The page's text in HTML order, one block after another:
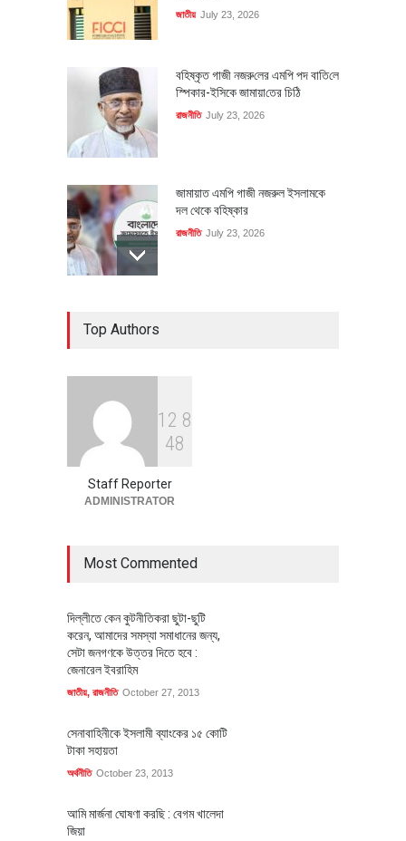
জাতীয় July 23, 2026
বহিষ্কৃত গাজী নজরু‌লের এম‌পি পদ বা‌তি‌লে
স্পিকার-ইসিকে জামায়া‌তের চি‌ঠি
রাজনীতি July 23, 2026
জামায়াত এমপি গাজী নজরুল ইসলামকে
দল থেকে বহিষ্কার
রাজনীতি July 23, 2026
বৈশ্বিক প্রতিযোগিতা সক্ষমতা বাড়াতে
পোশাক শিল্পে নতুন উদ্যোগ
Top Authors
1 2 8
48
Staff Reporter
ADMINISTRATOR
Most Commented
দিল্লীতে কেন কুটনীতিকরা ছুটা-ছুটি
করেন, আমাদের সমস্যা সমাধানের জন্য,
সেটা জনগণকে উত্তর দিতে হবে :
জেনারেল ইবরাহিম
জাতীয়, রাজনীতি October 27, 2013
সেনাবাহিনীকে ইসলামী ব্যাংকের ১৫ কোটি
টাকা সহায়তা
অর্থনীতি October 23, 2013
আমি মার্জনা ঘোষণা করছি : বেগম খালেদা
জিয়া